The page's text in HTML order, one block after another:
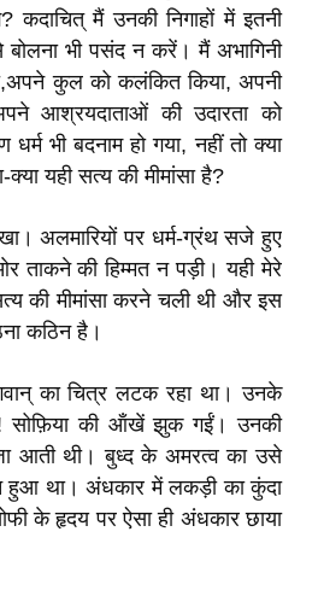
मैं उनकी निगाहों में इतनी
भी पसंद न करें। मैं अभागिनी
कुल को कलंकित किया, अपनी
आश्रयदाताओं की उदारता को
भी बदनाम हो गया, नहीं तो क्या
यही सत्य की मीमांसा है?
अलमारियों पर धर्म-ग्रंथ सजे हुए
की हिम्मत न पड़ी। यही मेरे
की मीमांसा करने चली थी और इस
कठिन है।
का चित्र लटक रहा था। उनके
सोफ़िया की ऑंखें झुक गईं। उनकी
आती थी। बुध्द के अमरत्व का उसे
न हुआ था। अंधकार में लकड़ी का कुंदा
के हृदय पर ऐसा ही अंधकार छाया